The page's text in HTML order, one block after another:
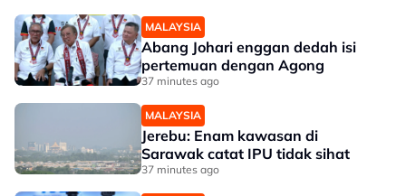
MALAYSIA
Abang Johari enggan dedah isi
pertemuan dengan Agong
37 minutes ago
MALAYSIA
Jerebu: Enam kawasan di
Sarawak catat IPU tidak sihat
37 minutes ago